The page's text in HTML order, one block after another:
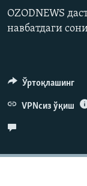
OZODNEWS
навбатдаги
Ўртоқлашинг
VPNсиз ўқиш